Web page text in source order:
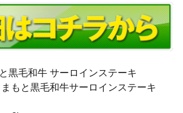
黒毛和牛 サーロインステーキ
もと黒毛和牛サーロインステーキ